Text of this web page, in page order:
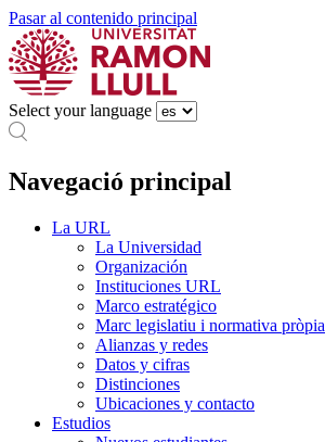
Pasar al contenido principal
Select your language
Navegació principal
La URL
La Universidad
Organización
Instituciones URL
Marco estratégico
Marc legislatiu i normativa pròpia
Alianzas y redes
Datos y cifras
Distinciones
Ubicaciones y contacto
Estudios